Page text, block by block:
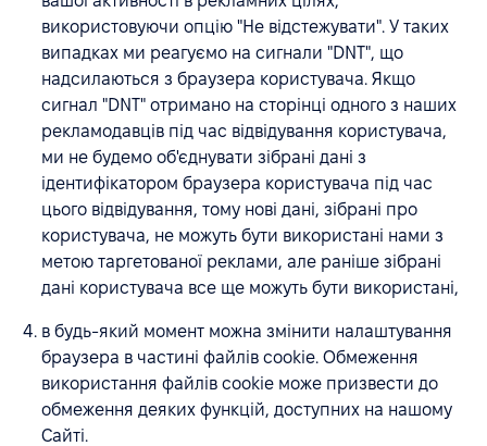
використовуючи опцію "Не відстежувати". У таких
випадках ми реагуємо на сигнали "DNT", що
надсилаються з браузера користувача. Якщо
сигнал "DNT" отримано на сторінці одного з наших
рекламодавців під час відвідування користувача,
ми не будемо об'єднувати зібрані дані з
ідентифікатором браузера користувача під час
цього відвідування, тому нові дані, зібрані про
користувача, не можуть бути використані нами з
метою таргетованої реклами, але раніше зібрані
дані користувача все ще можуть бути використані,
в будь-який момент можна змінити налаштування
браузера в частині файлів cookie. Обмеження
використання файлів cookie може призвести до
обмеження деяких функцій, доступних на нашому
Сайті.